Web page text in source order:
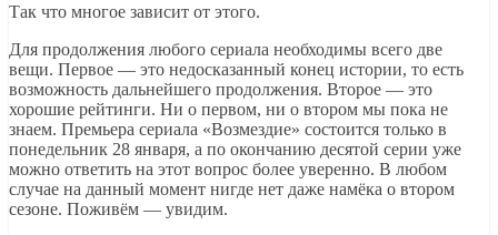
Так что многое зависит от этого.
Для продолжения любого сериала необходимы всего две
вещи. Первое — это недосказанный конец истории, то есть
возможность дальнейшего продолжения. Второе — это
хорошие рейтинги. Ни о первом, ни о втором мы пока не
знаем. Премьера сериала «Возмездие» состоится только в
понедельник 28 января, а по окончанию десятой серии уже
можно ответить на этот вопрос более уверенно. В любом
случае на данный момент нигде нет даже намёка о втором
сезоне. Поживём — увидим.